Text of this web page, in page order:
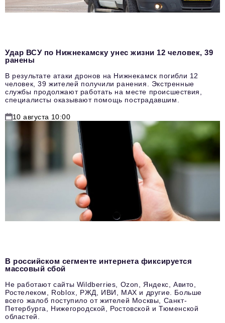
Удар ВСУ по Нижнекамску унес жизни 12 человек, 39
ранены
В результате атаки дронов на Нижнекамск погибли 12
человек, 39 жителей получили ранения. Экстренные
службы продолжают работать на месте происшествия,
специалисты оказывают помощь пострадавшим.
10 августа 10:00
В российском сегменте интернета фиксируется
массовый сбой
Не работают сайты Wildberries, Ozon, Яндекс, Авито,
Ростелеком, Roblox, РЖД, ИВИ, MAX и другие. Больше
всего жалоб поступило от жителей Москвы, Санкт-
Петербурга, Нижегородской, Ростовской и Тюменской
областей.